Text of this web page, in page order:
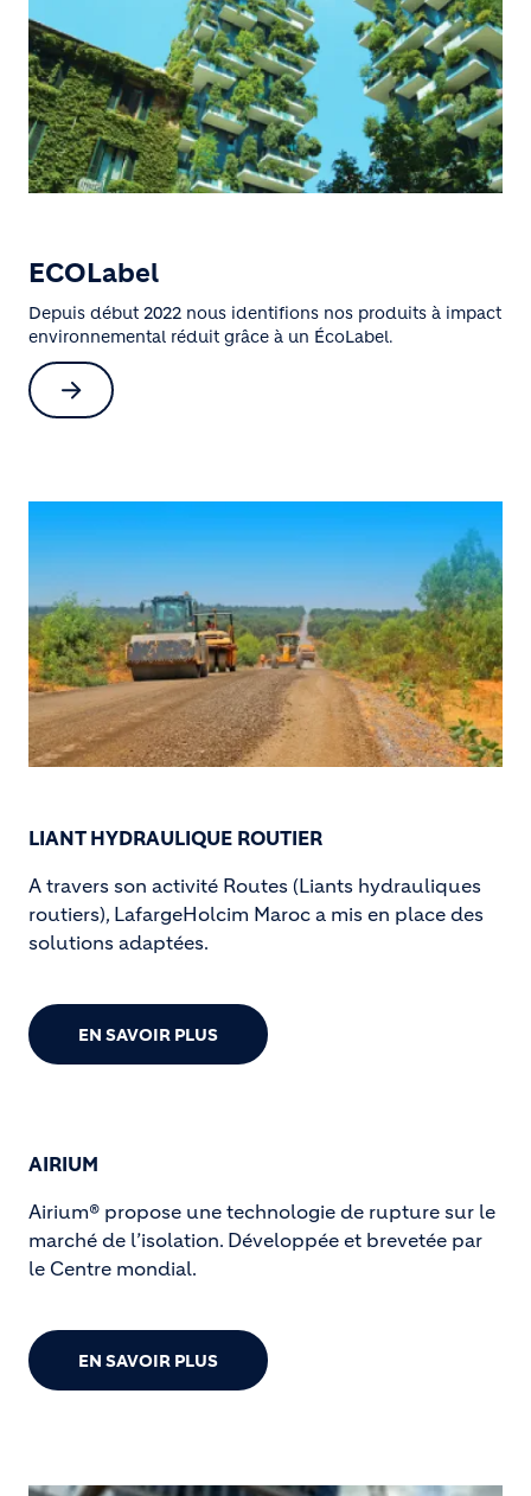
ECOLabel
Depuis début 2022 nous identifions nos produits à impact
environnemental réduit grâce à un ÉcoLabel.
LIANT HYDRAULIQUE ROUTIER
A travers son activité Routes (Liants hydrauliques
routiers), LafargeHolcim Maroc a mis en place des
solutions adaptées.
EN SAVOIR PLUS
AIRIUM
Airium® propose une technologie de rupture sur le
marché de l’isolation. Développée et brevetée par
le Centre mondial.
EN SAVOIR PLUS